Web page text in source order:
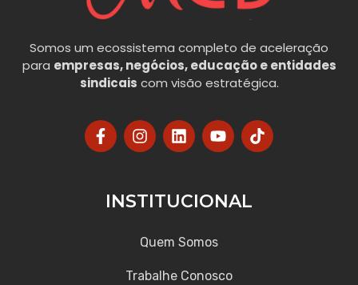
Somos um ecossistema completo de aceleração
para empresas, negócios, educação e entidades
sindicais com visão estratégica.
INSTITUCIONAL
Quem Somos
Trabalhe Conosco